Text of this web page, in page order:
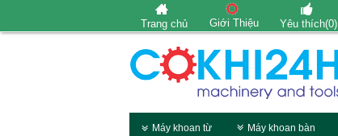
Trang chủ Giới Thiệu Yêu thích(0)
Máy khoan từ Máy khoan bàn